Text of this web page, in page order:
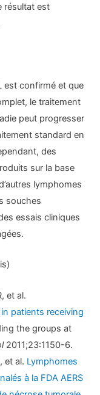
résultat est
est confirmé et que
le traitement
peut progresser
standard en
des
sur la base
lymphomes
souches
essais cliniques
et al.
patients receiving
the groups at
2011;23:1150-6.
et al. Lymphomes
à la FDA AERS